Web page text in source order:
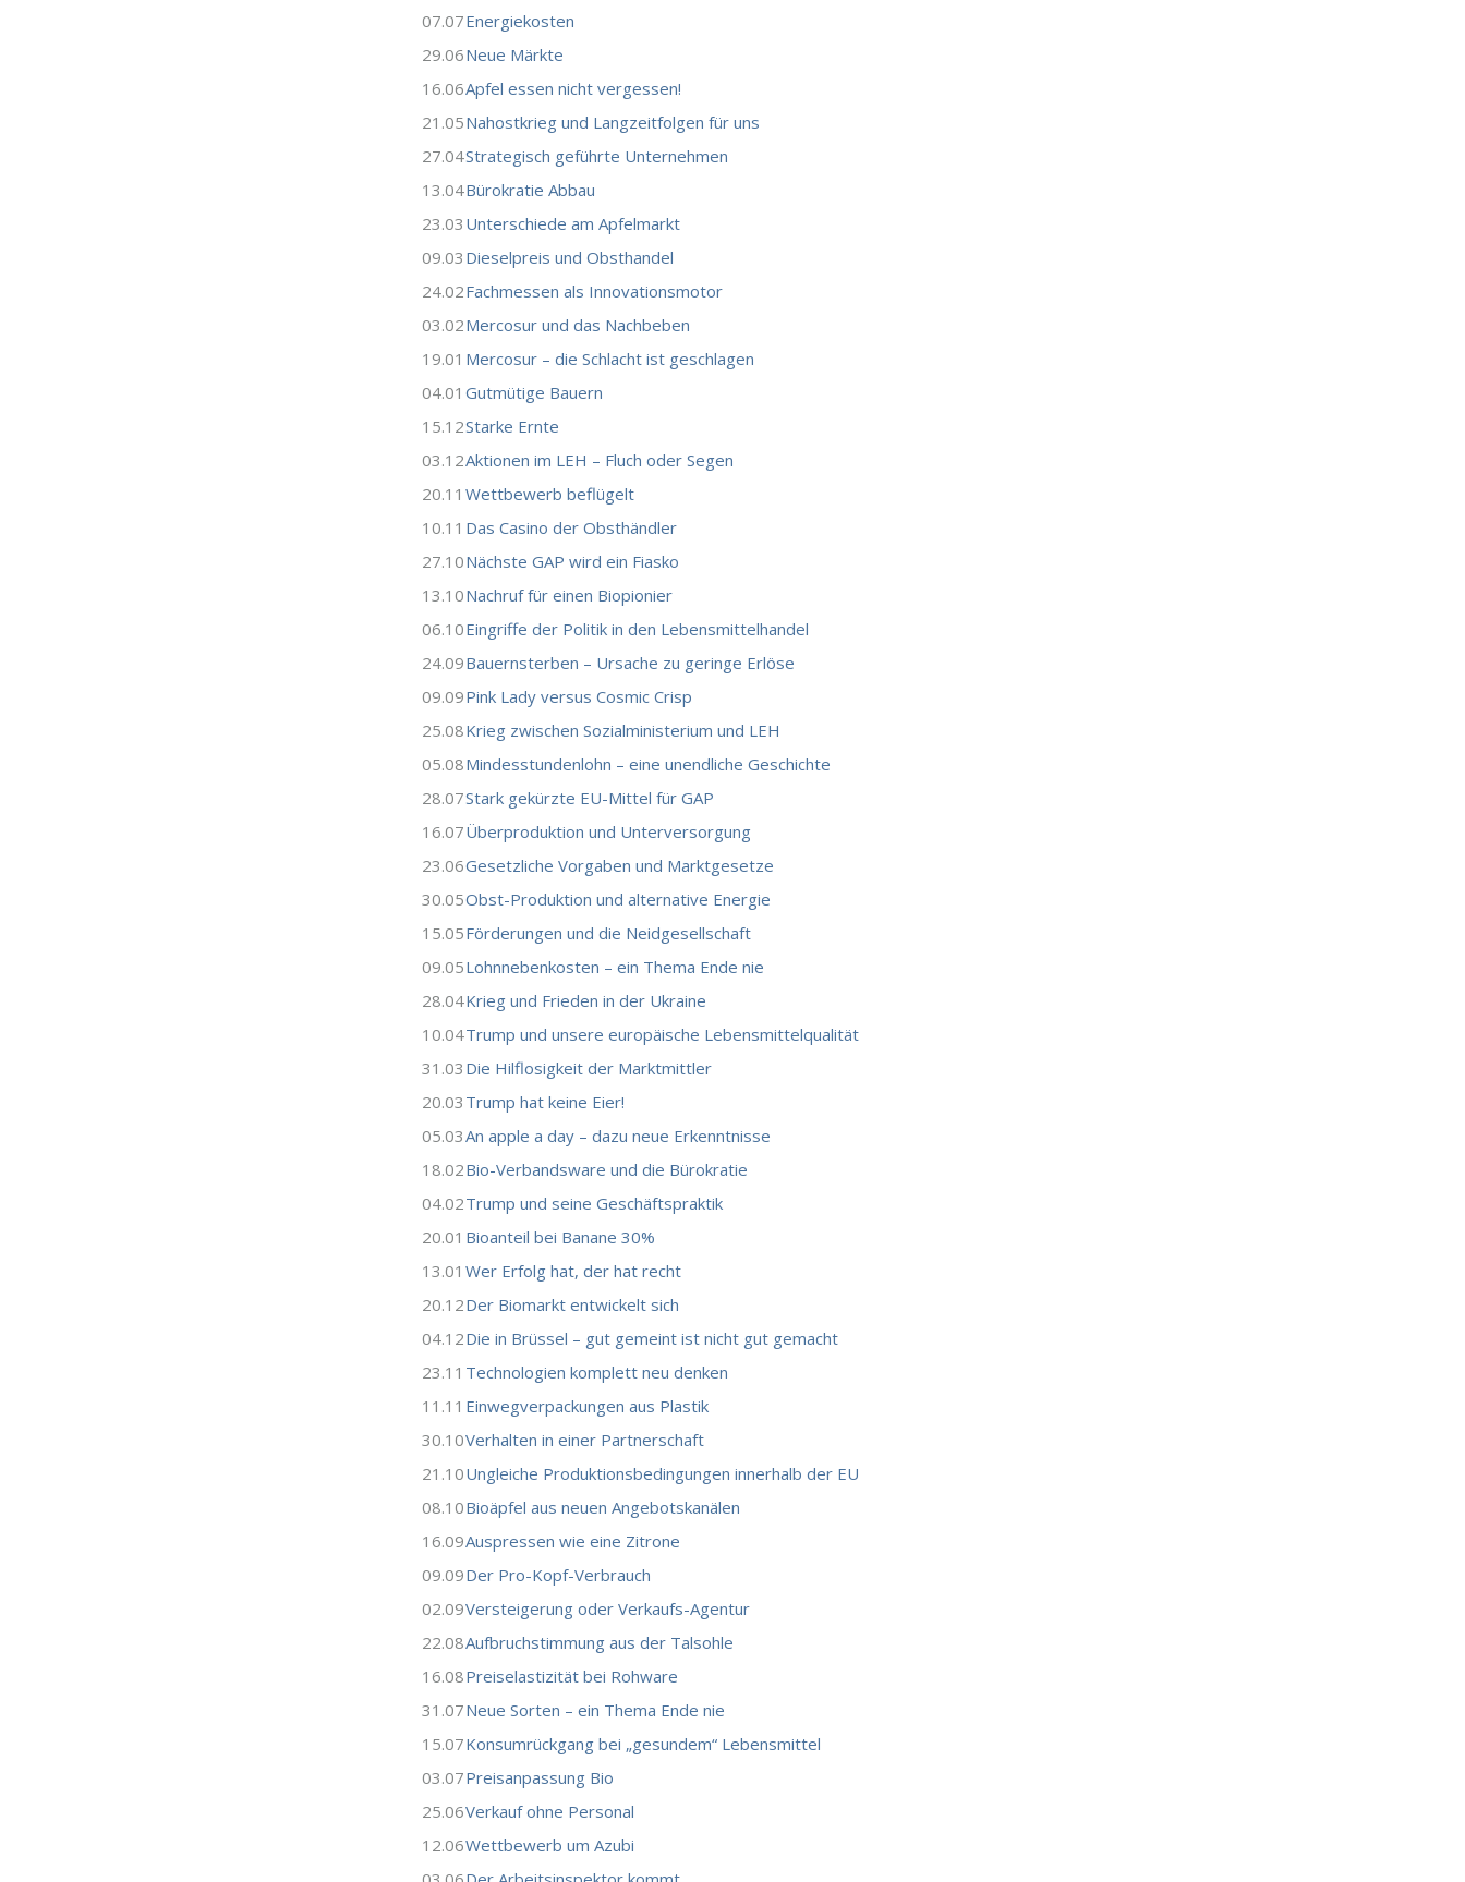
07.07Energiekosten
29.06Neue Märkte
16.06Apfel essen nicht vergessen!
21.05Nahostkrieg und Langzeitfolgen für uns
27.04Strategisch geführte Unternehmen
13.04Bürokratie Abbau
23.03 Unterschiede am Apfelmarkt
09.03 Dieselpreis und Obsthandel
24.02Fachmessen als Innovationsmotor
03.02Mercosur und das Nachbeben
19.01 Mercosur – die Schlacht ist geschlagen
04.01 Gutmütige Bauern
15.12Starke Ernte
03.12Aktionen im LEH – Fluch oder Segen
20.11 Wettbewerb beflügelt
10.11 Das Casino der Obsthändler
27.10Nächste GAP wird ein Fiasko
13.10Nachruf für einen Biopionier
06.10Eingriffe der Politik in den Lebensmittelhandel
24.09Bauernsterben – Ursache zu geringe Erlöse
09.09Pink Lady versus Cosmic Crisp
25.08Krieg zwischen Sozialministerium und LEH
05.08Mindesstundenlohn – eine unendliche Geschichte
28.07Stark gekürzte EU-Mittel für GAP
16.07Überproduktion und Unterversorgung
23.06Gesetzliche Vorgaben und Marktgesetze
30.05Obst-Produktion und alternative Energie
15.05Förderungen und die Neidgesellschaft
09.05Lohnnebenkosten – ein Thema Ende nie
28.04Krieg und Frieden in der Ukraine
10.04Trump und unsere europäische Lebensmittelqualität
31.03 Die Hilflosigkeit der Marktmittler
20.03 Trump hat keine Eier!
05.03An apple a day – dazu neue Erkenntnisse
18.02Bio-Verbandsware und die Bürokratie
04.02Trump und seine Geschäftspraktik
20.01 Bioanteil bei Banane 30%
13.01 Wer Erfolg hat, der hat recht
20.12Der Biomarkt entwickelt sich
04.12Die in Brüssel – gut gemeint ist nicht gut gemacht
23.11 Technologien komplett neu denken
11.11 Einwegverpackungen aus Plastik
30.10Verhalten in einer Partnerschaft
21.10Ungleiche Produktionsbedingungen innerhalb der EU
08.10Bioäpfel aus neuen Angebotskanälen
16.09Auspressen wie eine Zitrone
09.09Der Pro-Kopf-Verbrauch
02.09Versteigerung oder Verkaufs-Agentur
22.08Aufbruchstimmung aus der Talsohle
16.08Preiselastizität bei Rohware
31.07Neue Sorten – ein Thema Ende nie
15.07Konsumrückgang bei „gesundem“ Lebensmittel
03.07Preisanpassung Bio
25.06Verkauf ohne Personal
12.06Wettbewerb um Azubi